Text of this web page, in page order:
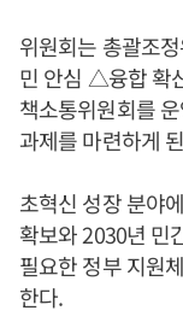
위원회는 총괄조
민 안심 △융합 확
책소통위원회를
과제를 마련하게
초혁신 성장 분야
확보와 2030년 민
필요한 정부 지원
한다.